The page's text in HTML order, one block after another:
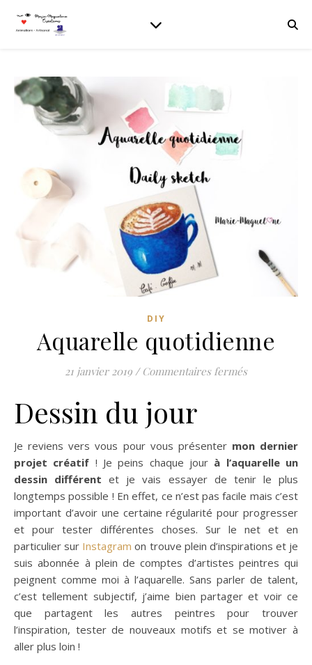
DIY
Aquarelle quotidienne
21 janvier 2019 / Commentaires ferméssur
Dessin du jour
Je reviens vers vous pour vous présentermon dernier
projet créatif ! Je peins chaque jour à l’aquarelle un
dessin différent et je vais essayer de tenir le plus
longtemps possible ! En effet, ce n’est pas facile mais c’est
important d’avoir une certaine régularité pour progresser
et pour tester différentes choses. Sur le net et en
particulier sur Instagram on trouve plein d’inspirations et je
suis abonnée à plein de comptes d’artistes peintres qui
peignent comme moi à l’aquarelle. Sans parler de talent,
c’est tellement subjectif, j’aime bien partager et voir ce
que partagent les autres peintres pour trouver
l’inspiration, tester de nouveaux motifs et se motiver à
aller plus loin !